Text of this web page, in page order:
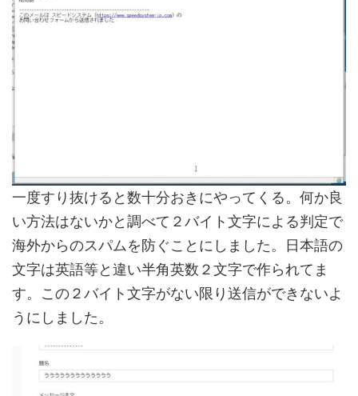
一度すり抜けると数十分おきにやってくる。何か良
い方法はないかと調べて２バイト文字による判定で
海外からのスパムを防ぐことにしました。日本語の
文字は英語等と違い半角英数２文字で作られてま
す。この２バイト文字がない限り送信ができないよ
うにしました。